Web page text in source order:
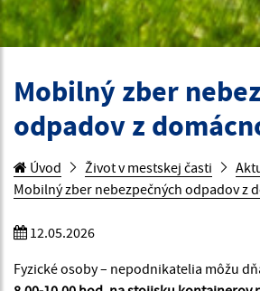
Mobilný zber
odpadov z
Úvod Život v mestskej časti
Mobilný zber nebezpečných odpadov z
12.05.2026
Fyzické osoby – nepodnikatelia môžu